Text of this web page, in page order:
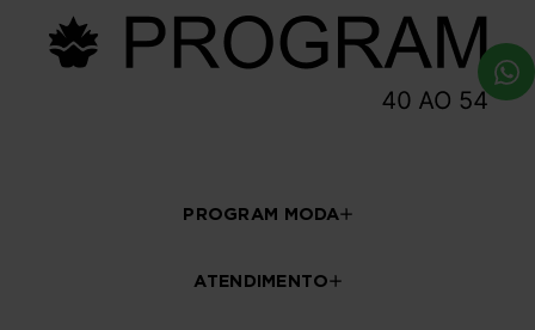
PROGRAM MODA
ATENDIMENTO